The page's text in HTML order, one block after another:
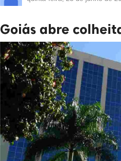
Goiás abre